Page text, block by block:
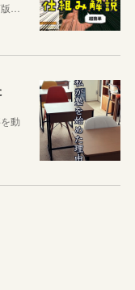
…
動